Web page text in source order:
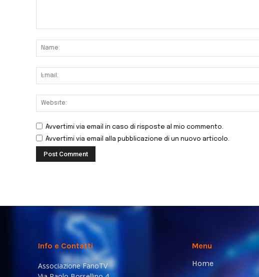
Avvertimi via email in caso di risposte al mio commento.
Avvertimi via email alla pubblicazione di un nuovo articolo.
Info e Contatti
Associazione FanoTV
Menu
Home